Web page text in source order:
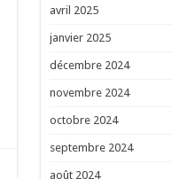
avril 2025
janvier 2025
décembre 2024
novembre 2024
octobre 2024
septembre 2024
août 2024